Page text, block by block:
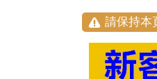
請保持本